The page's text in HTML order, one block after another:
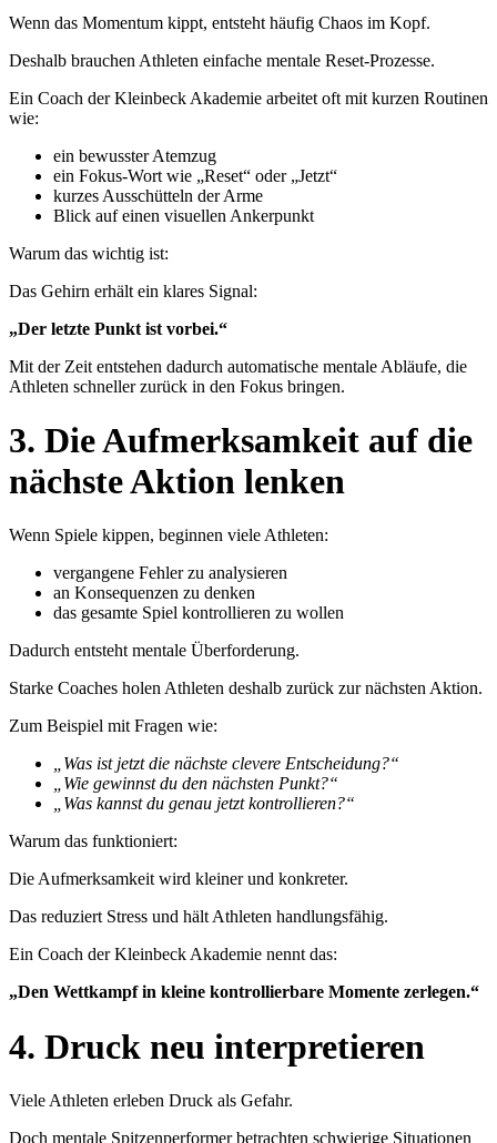
Wenn das Momentum kippt, entsteht häufig Chaos im Kopf.
Deshalb brauchen Athleten einfache mentale Reset-Prozesse.
Ein Coach der Kleinbeck Akademie arbeitet oft mit kurzen Routinen
wie:
ein bewusster Atemzug
ein Fokus-Wort wie „Reset“ oder „Jetzt“
kurzes Ausschütteln der Arme
Blick auf einen visuellen Ankerpunkt
Warum das wichtig ist:
Das Gehirn erhält ein klares Signal:
„Der letzte Punkt ist vorbei.“
Mit der Zeit entstehen dadurch automatische mentale Abläufe, die
Athleten schneller zurück in den Fokus bringen.
3. Die Aufmerksamkeit auf die
nächste Aktion lenken
Wenn Spiele kippen, beginnen viele Athleten:
vergangene Fehler zu analysieren
an Konsequenzen zu denken
das gesamte Spiel kontrollieren zu wollen
Dadurch entsteht mentale Überforderung.
Starke Coaches holen Athleten deshalb zurück zur nächsten Aktion.
Zum Beispiel mit Fragen wie:
„Was ist jetzt die nächste clevere Entscheidung?“
„Wie gewinnst du den nächsten Punkt?“
„Was kannst du genau jetzt kontrollieren?“
Warum das funktioniert:
Die Aufmerksamkeit wird kleiner und konkreter.
Das reduziert Stress und hält Athleten handlungsfähig.
Ein Coach der Kleinbeck Akademie nennt das:
„Den Wettkampf in kleine kontrollierbare Momente zerlegen.“
4. Druck neu interpretieren
Viele Athleten erleben Druck als Gefahr.
Doch mentale Spitzenperformer betrachten schwierige Situationen